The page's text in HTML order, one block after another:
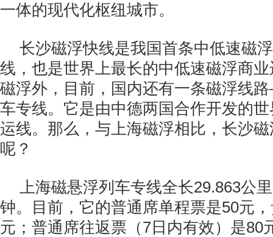
一体的现代化枢纽城市。
长沙磁浮快线是我国首条中低速磁
线，也是世界上最长的中低速磁浮商
磁浮外，目前，国内还有一条磁浮线
车专线。它是由中德两国合作开发的
运线。那么，与上海磁浮相比，长沙
呢？
上海磁悬浮列车专线全长29.863公
钟。目前，它的普通席单程票是50元
元；普通席往返票（7日内有效）是80